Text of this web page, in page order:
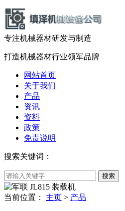
专注机械器材研发与制造
打造机械器材行业领军品牌
网站首页
关于我们
产品
资讯
资料
政策
免责说明
搜索关键词：
当前位置： 主页 > 产品